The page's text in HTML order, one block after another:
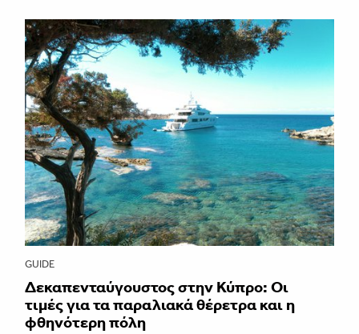
GUIDE
Δεκαπενταύγουστος στην Κύπρο: Οι
τιμές για τα παραλιακά θέρετρα και η
φθηνότερη πόλη